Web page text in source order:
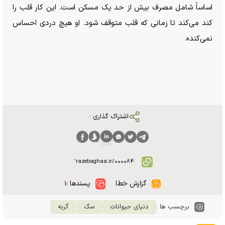
اساساً شامل مصرف بیش از حد یک مسکن است. این کار قلب را
کند می‌کند تا زمانی که قلب متوقف شود. او هیچ دردی احساس
نمی‌کند».
اشتراک گذاری :
گزارش خطا پسندها :۱
برچسب ها : دنیای حیوانات سگ گربه